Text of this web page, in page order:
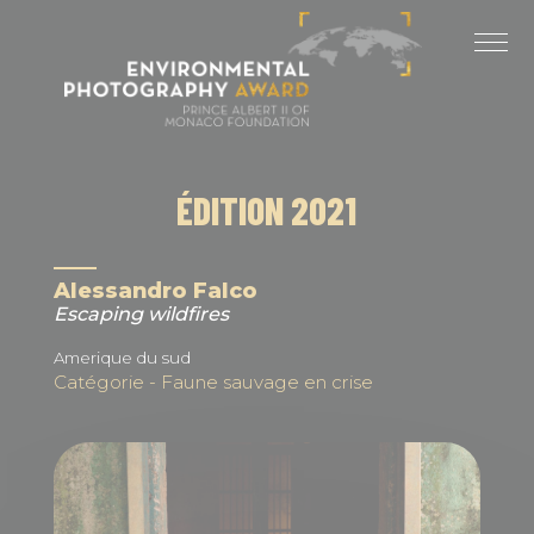
DERNIÈRES ÉDITIONS
ÉDITION 2022
ÉDITION 2021
Alessandro Falco
Escaping wildfires
Amerique du sud
Catégorie - Faune sauvage en crise